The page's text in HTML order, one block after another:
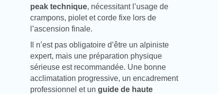
peak technique, nécessitant l’usage de
crampons, piolet et corde fixe lors de
l’ascension finale.
Il n’est pas obligatoire d’être un alpiniste
expert, mais une préparation physique
sérieuse est recommandée. Une bonne
acclimatation progressive, un encadrement
professionnel et un guide de haute